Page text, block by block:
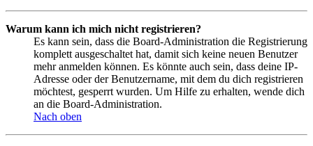
Warum kann ich mich nicht registrieren?
Es kann sein, dass die Board-Administration die Registrierung
komplett ausgeschaltet hat, damit sich keine neuen Benutzer
mehr anmelden können. Es könnte auch sein, dass deine IP-
Adresse oder der Benutzername, mit dem du dich registrieren
möchtest, gesperrt wurden. Um Hilfe zu erhalten, wende dich
an die Board-Administration.
Nach oben